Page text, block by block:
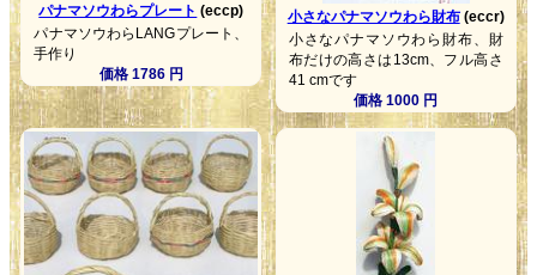
パナマソウわらプレート (eccp)
パナマソウわらLANGプレート、
手作り
価格 1786 円
小さなパナマソウわら財布(eccr)
小さなパナマソウわら財布、財
布だけの高さは13cm、フル高さ
41 cmです
価格 1000 円